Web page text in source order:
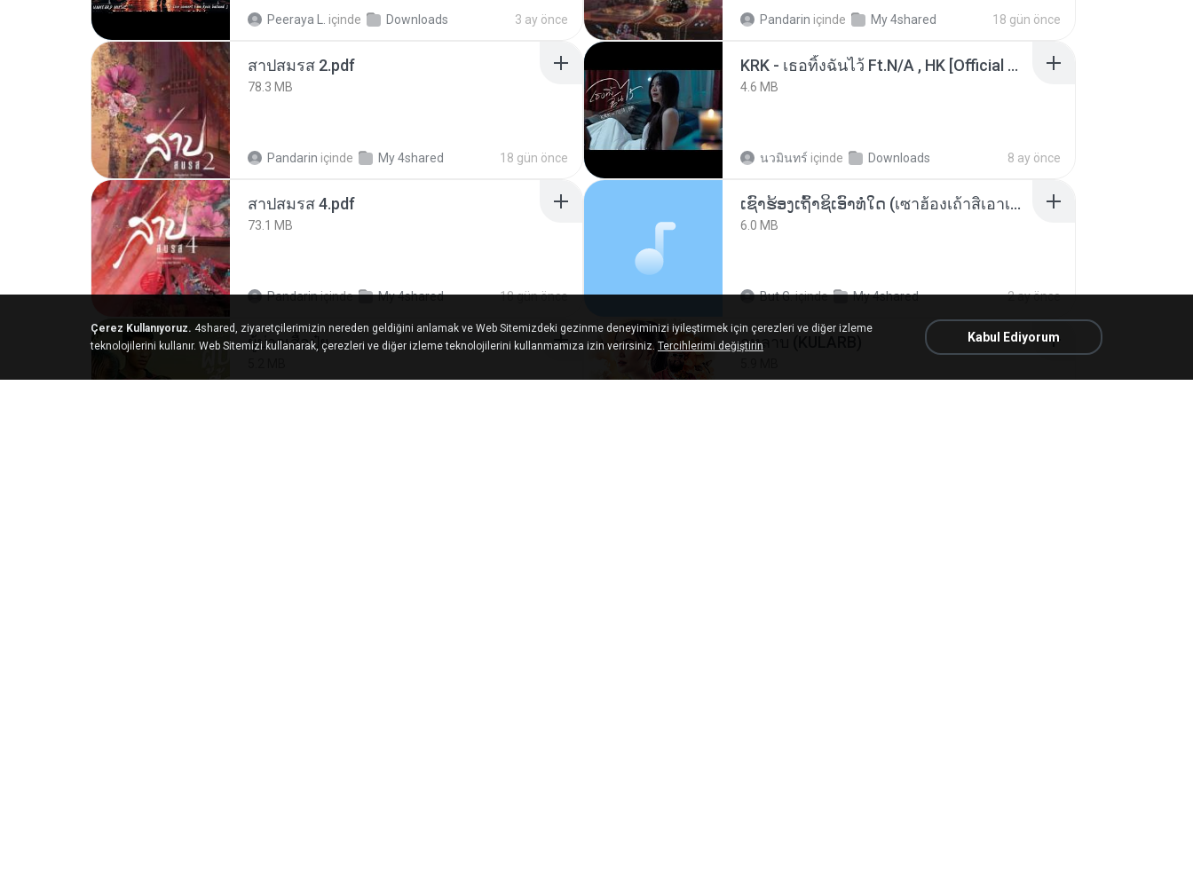
Peeraya L. içinde Downloads 3 ay önce Pandarin içinde My 4shared 18 gün önce
สาปสมรส 2.pdf
78.3 MB
Pandarin içinde My 4shared 18 gün önce
KRK - เธอทิ้งฉันไว้ Ft.N/A , HK [Official MV]
4.6 MB
นวมินทร์ içinde Downloads 8 ay önce
สาปสมรส 4.pdf
73.1 MB
Pandariniçinde My 4shared 18 gün önce
ເຊົາຮ້ອງເຖົ້າຊິເອົາທໍ່ໃດ (เซาฮ้องเถ้าสิเอาเท่าใด) ບຸນເກີດ ຫນູຫ່ວງ ft. ໂສພາ ຈຸນທະລາ
6.0 MB
But G.içinde My 4shared 2 ay önce
ผู้บ่าวเสื้อปุ๋ย กุหลาบ (KULARB)
Çerez Kullanıyoruz. 4shared, ziyaretçilerimizin nereden geldiğini anlamak ve Web Sitemizdeki gezinme deneyiminizi iyileştirmek için çerezleri ve diğer izleme
teknolojilerini kullanır. Web Sitemizi kullanarak, çerezleri ve diğer izleme teknolojilerini kullanmamıza izin verirsiniz. Tercihlerimi değiştirin
Kabul Ediyorum